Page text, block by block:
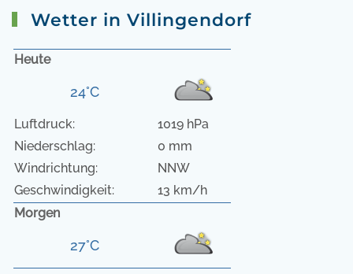
Wetter in Villingendorf
Heute
24°C
Luftdruck:
1019 hPa
Niederschlag:
0 mm
Windrichtung:
NNW
Geschwindigkeit:
13 km/h
Morgen
27°C